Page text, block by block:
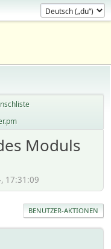
Moduls
17:31:09
BENUTZER-AKTIONEN